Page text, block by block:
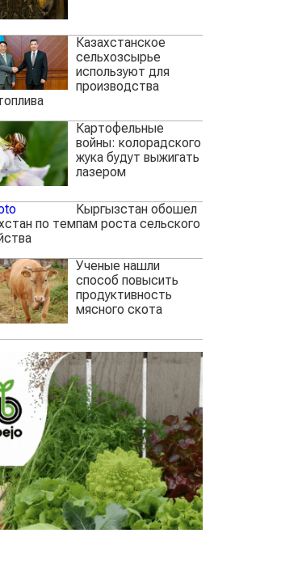
Казахстанское
сельхозсырье
используют для
производства
Картофельные
войны: колорадского
жука будут выжигать
лазером
Кыргызстан обошел
по темпам роста сельского
Ученые нашли
способ повысить
продуктивность
мясного скота